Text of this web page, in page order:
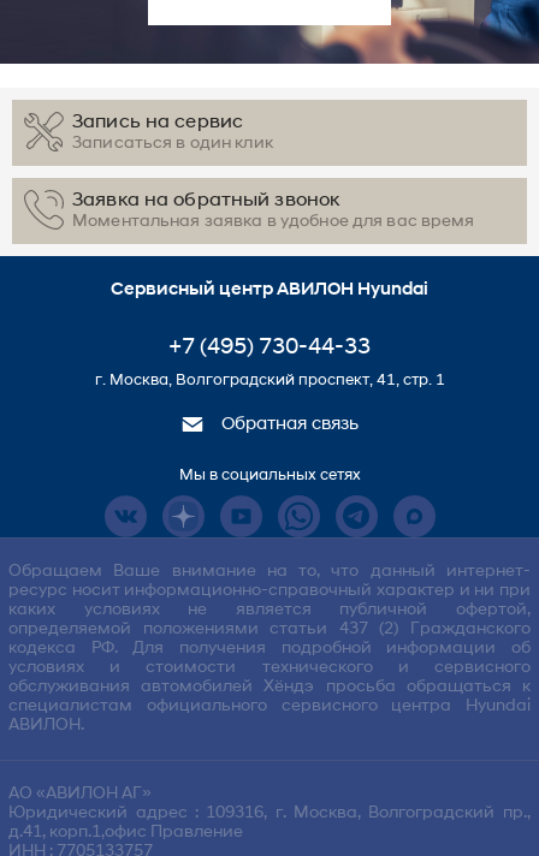
Запись на сервис
Записаться в один клик
Заявка на обратный звонок
Моментальная заявка в удобное для вас время
Сервисный центр АВИЛОН Hyundai
+7 (495) 730-44-33
г. Москва, Волгоградский проспект, 41, стр. 1
Обратная связь
Мы в социальных сетях
Обращаем Ваше внимание на то, что данный интернет-
ресурс носит информационно-справочный характер и ни при
каких условиях не является публичной офертой,
определяемой положениями статьи 437 (2) Гражданского
кодекса РФ. Для получения подробной информации об
условиях и стоимости технического и сервисного
обслуживания автомобилей Хёндэ просьба обращаться к
специалистам официального сервисного центра Hyundai
АВИЛОН.
АО «АВИЛОН АГ»
Юридический адрес : 109316, г. Москва, Волгоградский пр.,
д.41, корп.1,офис Правление
ИНН : 7705133757